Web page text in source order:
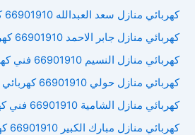
كهربائي منازل سعد العبدالله 66901910 كهربائي
كهربائي منازل جابر الاحمد 66901910 كهربائي
كهربائي منازل النسيم 66901910 فني كهربائي
كهربائي منازل حولي 66901910 كهربائي الكويت
كهربائي منازل الشامية 66901910 فني كهربائي
كهربائي منازل مبارك الكبير 66901910 كهربائي